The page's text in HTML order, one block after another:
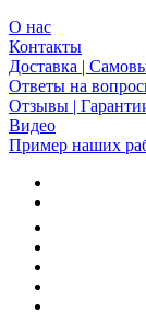
О нас
Контакты
Доставка |
Ответы на
Отзывы |
Видео
Пример наших